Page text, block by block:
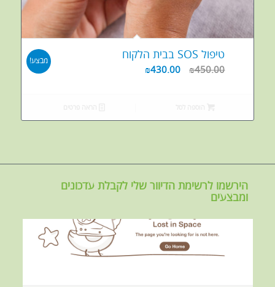
טיפול SOS בבית הלקוח
₪450.00
₪430.00
מבצע!
הירשמו לרשימת הדיוור שלי לקבלת עדכונים
ומבצעים